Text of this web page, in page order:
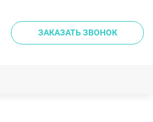
ЗАКАЗАТЬ ЗВОНОК